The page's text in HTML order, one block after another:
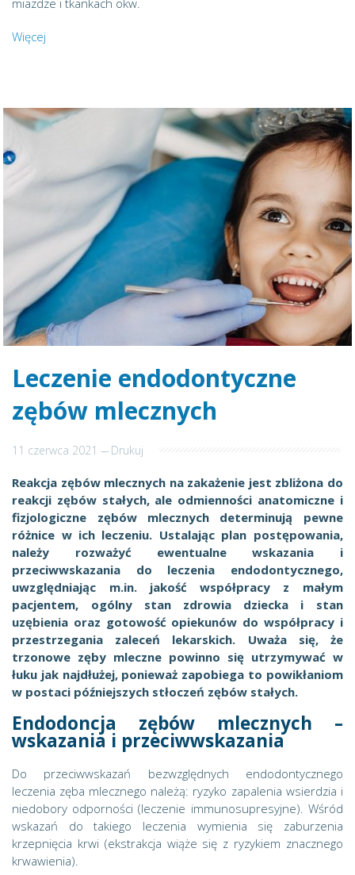
Więcej
Leczenie endodontyczne
zębów mlecznych
11 czerwca 2021--- Drukuj
Reakcja zębów mlecznych na zakażenie jest zbliżona do
reakcji zębów stałych, ale odmienności anatomiczne i
fizjologiczne zębów mlecznych determinują pewne
różnice w ich leczeniu. Ustalając plan postępowania,
należy rozważyć ewentualne wskazania i
przeciwwskazania do leczenia endodontycznego,
uwzględniając m.in. jakość współpracy z małym
pacjentem, ogólny stan zdrowia dziecka i stan
uzębienia oraz gotowość opiekunów do współpracy i
przestrzegania zaleceń lekarskich. Uważa się, że
trzonowe zęby mleczne powinno się utrzymywać w
łuku jak najdłużej, ponieważ zapobiega to powikłaniom
w postaci późniejszych stłoczeń zębów stałych.
Endodoncja zębów mlecznych –
wskazania i przeciwwskazania
Do przeciwwskazań bezwzględnych endodontycznego
leczenia zęba mlecznego należą: ryzyko zapalenia wsierdzia i
niedobory odporności (leczenie immunosupresyjne). Wśród
wskazań do takiego leczenia wymienia się zaburzenia
krzepnięcia krwi (ekstrakcja wiąże się z ryzykiem znacznego
krwawienia).